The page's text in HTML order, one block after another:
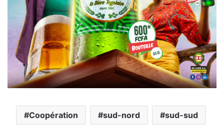
Coopération sud-nord sud-sud